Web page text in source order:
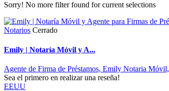
Sorry! No more filter found for current selections
Notarios Cerrado
Emily | Notaría Móvil y A...
Agente de Firma de Préstamos, Emily Notaria Móvil,
Sea el primero en realizar una reseña!
EEUU